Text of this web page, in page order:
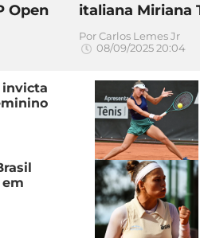
Open
italiana Miriana
Por Carlos Lemes Jr
08/09/2025 20:04
invicta